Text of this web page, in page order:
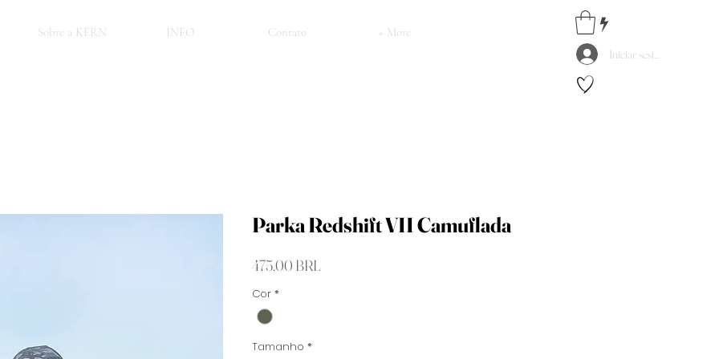
Sobre a KERN INFO Contato + More
Iniciar sesión
Parka Redshift VII Camuflada
475,00 BRLPrecio
Cor *
Tamanho *